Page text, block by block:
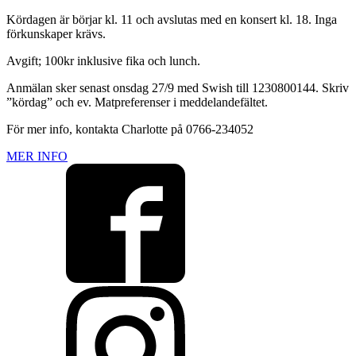
Kördagen är börjar kl. 11 och avslutas med en konsert kl. 18. Inga
förkunskaper krävs.
Avgift; 100kr inklusive fika och lunch.
Anmälan sker senast onsdag 27/9 med Swish till 1230800144. Skriv
”kördag” och ev. Matpreferenser i meddelandefältet.
För mer info, kontakta Charlotte på 0766-234052
MER INFO